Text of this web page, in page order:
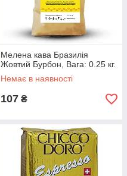
Мелена кава Бразилія
Жовтий Бурбон, Вага: 0.25 кг.
Немає в наявності
107 ₴